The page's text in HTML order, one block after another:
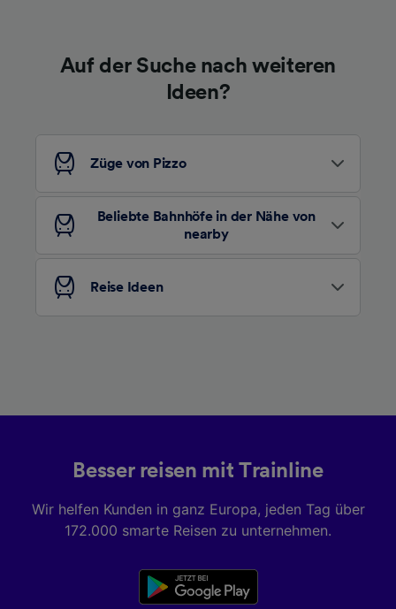
Auf der Suche nach weiteren
Ideen?
Züge von Pizzo
Beliebte Bahnhöfe in der Nähe von
nearby
Reise Ideen
Besser reisen mit Trainline
Wir helfen Kunden in ganz Europa, jeden Tag über
172.000 smarte Reisen zu unternehmen.
Wir und unsere Partner verarbeiten Daten, um
aktiv abfragen. Speichern von oder Zugriff auf
Informationen auf einem Endgerät.
Personalisierte Werbung und Inhalte, Messung
von Werbeleistung und der Performance von
Inhalten, Zielgruppenforschung sowie
Liste der Partner (Lieferanten)